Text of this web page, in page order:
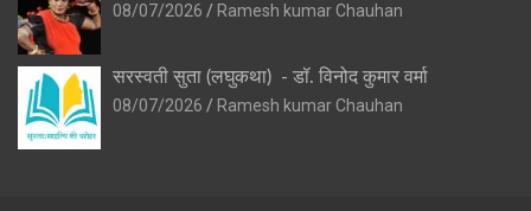
08/07/2026
Ramesh kumar Chauhan
सरस्वती सुता (लघुकथा) ​- डॉ. विनोद कुमार वर्मा
08/07/2026
Ramesh kumar Chauhan